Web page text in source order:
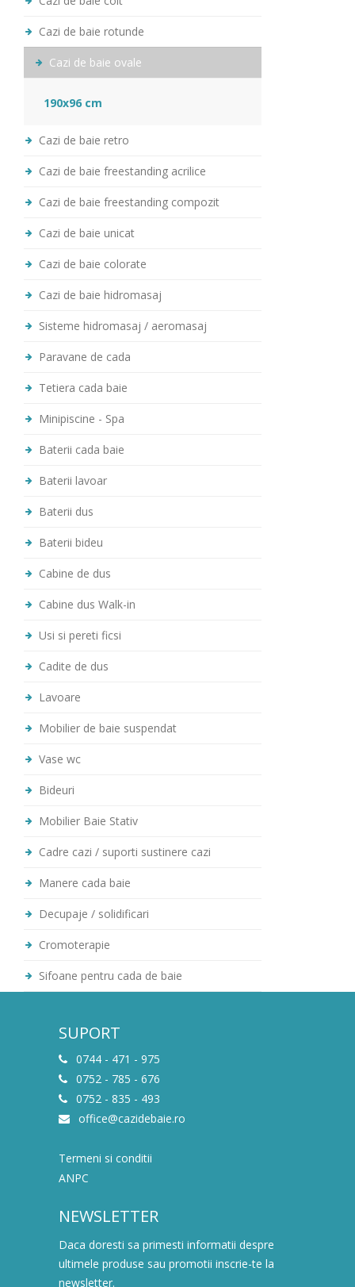
Cazi de baie rotunde
Cazi de baie ovale
190x96 cm
Cazi de baie retro
Cazi de baie freestanding acrilice
Cazi de baie freestanding compozit
Cazi de baie unicat
Cazi de baie colorate
Cazi de baie hidromasaj
Sisteme hidromasaj / aeromasaj
Paravane de cada
Tetiera cada baie
Minipiscine - Spa
Baterii cada baie
Baterii lavoar
Baterii dus
Baterii bideu
Cabine de dus
Cabine dus Walk-in
Usi si pereti ficsi
Cadite de dus
Lavoare
Mobilier de baie suspendat
Vase wc
Bideuri
Mobilier Baie Stativ
Cadre cazi / suporti sustinere cazi
Manere cada baie
Decupaje / solidificari
Cromoterapie
Sifoane pentru cada de baie
SUPORT
0744 - 471 - 975
0752 - 785 - 676
0752 - 835 - 493
office@cazidebaie.ro
Termeni si conditii
ANPC
NEWSLETTER
Daca doresti sa primesti informatii despre
ultimele produse sau promotii inscrie-te la
newsletter.